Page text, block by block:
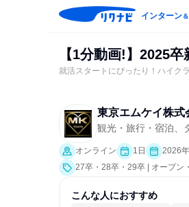
インターン＆
【1分動画!】2025
就活スタートにぴったり！ハイク
東京エムケイ株式
観光・旅行・宿泊、
オンライン 1日
2026
27卒・28卒・29卒 | オープン
こんな人におすすめ